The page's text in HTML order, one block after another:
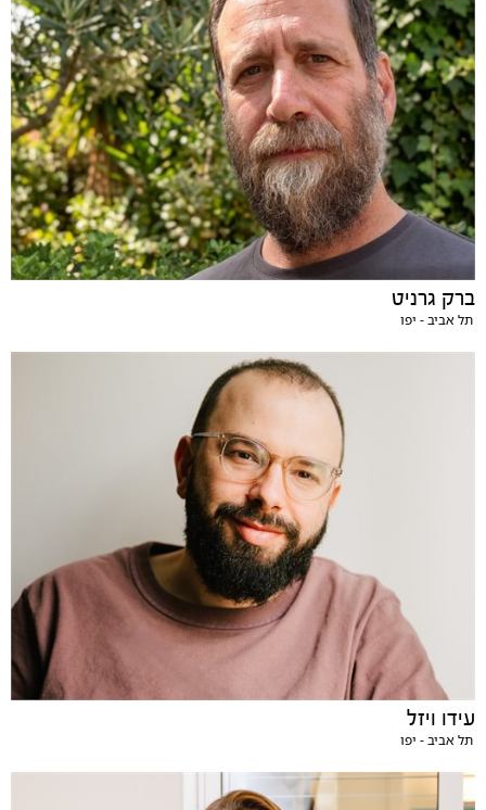
ברק גרניט
תל אביב - יפו
עידו ויזל
תל אביב - יפו